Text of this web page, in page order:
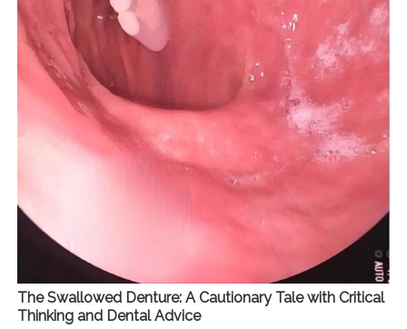
The Swallowed Denture: A Cautionary Tale with Critical
Thinking and Dental Advice